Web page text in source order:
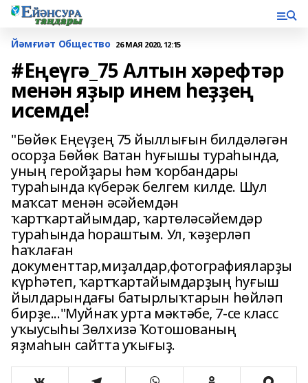
Йәмғиәт Общество 26 МАЯ 2020, 12:15
#Еңеүгә_75 Алтын хәрефтәр
менән яҙыр инем һеҙҙең
исемде!
"Бөйөк Еңеүҙең 75 йыллығын билдәләгән
осорҙа Бөйөк Ватан һуғышы тураһында,
уның геройҙары һәм ҡорбандары
тураһында күберәк белгем килде. Шул
маҡсат менән әсәйемдән
ҡартҡартайымдар, ҡартөләсәйемдәр
тураһында һораштым. Ул, ҡәҙерләп
һаҡлаған
документтар,миҙалдар,фотографияларҙы
күрһәтеп, ҡартҡартайымдарҙың һуғыш
йылдарындағы батырлыҡтарын һөйләп
бирҙе..."Муйнаҡ урта мәктәбе, 7-се класс
уҡыусыһы Зөлхизә Ҡотошованың
яҙмаһын сайтта уҡығыҙ.